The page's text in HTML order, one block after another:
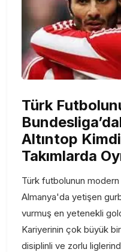
Türk
Altıntop
Takımlarda
Türk futbolunun
Almanya'da yetişen
vurmuş en yetenekli
Kariyerinin çok büyük
disiplinli ve zorlu